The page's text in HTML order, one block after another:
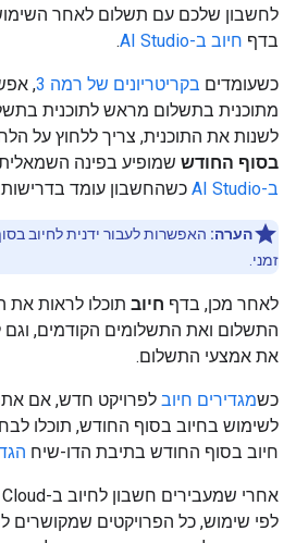
לחשבון שלכם עם תשלום לאחר
בדף חיוב ב-AI Studio .
כשעומדים בקריטריונים של רמה 3
,
מתוכנית בתשלום מראש לתוכנית
לשנות את התוכנית, צריך ללחוץ על
בסוף החודש שמופיע בפינה
ב-AI Studio
כשהחשבון עומד בדרישות.
הערה: האפשרות לעבור ידנית לחיוב
זמני.
לאחר מכן, בדף חיוב תוכלו לראות את
התשלום ואת התשלומים הקודמים, וגם
את אמצעי התשלום.
כשמגדירים חיוב לפרויקט חדש, אם
לשימוש בחיוב בסוף החודש, תוכלו
חיוב בסוף החודש בתיבת הדו-שיח
לפי שימוש, כל הפרויקטים שמקושרים